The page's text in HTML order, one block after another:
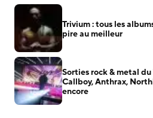
Trivium : tous les
pire au meilleur
Sorties rock & metal
Callboy, Anthrax,
encore